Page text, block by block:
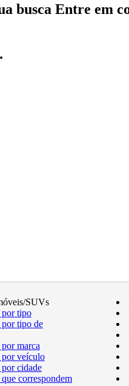
busca Entre em
.
SUVs
por tipo
por tipo de
por marca
por veículo
por cidade
que correspondem